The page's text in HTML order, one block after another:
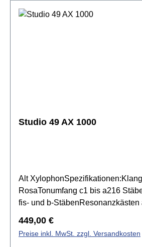
Studio 49 AX 1000
Alt
RosaTonumfang c1 bis a216
fis- und b-StäbenResonanzkästen
für volumenreiches und
Klangbildkompakte Bauweise mit
Regulärer Preis:
449,00 €
Preise inkl. MwSt. zzgl. Versandkosten